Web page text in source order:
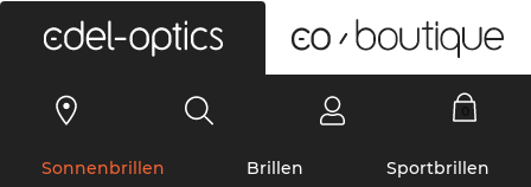
Sonnenbrillen Brillen Sportbrillen